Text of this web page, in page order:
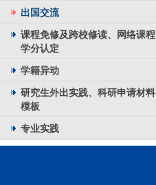
出国交流
课程免修及跨校修读、网络课程
学分认定
学籍异动
研究生外出实践、科研申请材料
模板
专业实践